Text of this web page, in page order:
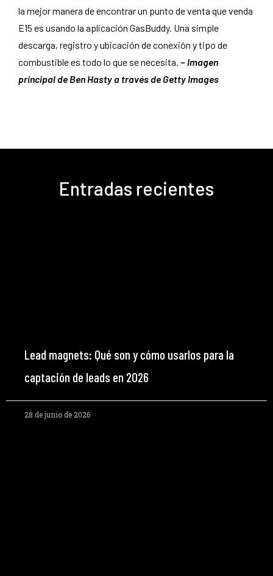
la mejor manera de encontrar un punto de venta que venda
E15 es usando la aplicación GasBuddy. Una simple
descarga, registro y ubicación de conexión y tipo de
combustible es todo lo que se necesita. – Imagen
principal de Ben Hasty a través de Getty Images
Entradas recientes
Lead magnets: Qué son y cómo usarlos para la
captación de leads en 2026
28 de junio de 2026